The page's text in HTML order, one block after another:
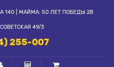
140 | МАЙМА: 50 ЛЕТ ПОБЕДЫ 2В
49/3
255-007